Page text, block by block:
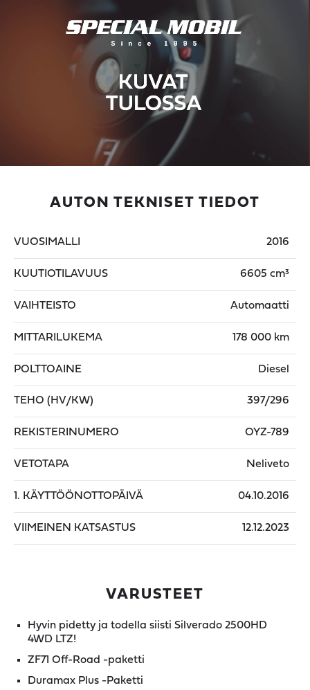
AUTON TEKNISET TIEDOT
VUOSIMALLI 2016
KUUTIOTILAVUUS 6605 cm³
VAIHTEISTO Automaatti
MITTARILUKEMA 178 000 km
POLTTOAINE Diesel
TEHO (HV/KW) 397/296
REKISTERINUMERO OYZ-789
VETOTAPA Neliveto
1. KÄYTTÖÖNOTTOPÄIVÄ 04.10.2016
VIIMEINEN KATSASTUS 12.12.2023
VARUSTEET
Hyvin pidetty ja todella siisti Silverado 2500HD
4WD LTZ!
ZF71 Off-Road -paketti
Duramax Plus -Paketti